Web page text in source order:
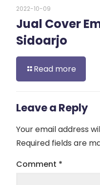
2022-10-09
Jual Cover
Sidoarjo
Read more
Leave a Reply
Your email address
Required fields are
Comment *